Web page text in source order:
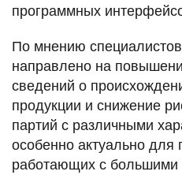
программных
По мнению
направлено на
сведений о
продукции и снижение
партий с различными
особенно актуально для
работающих с большими